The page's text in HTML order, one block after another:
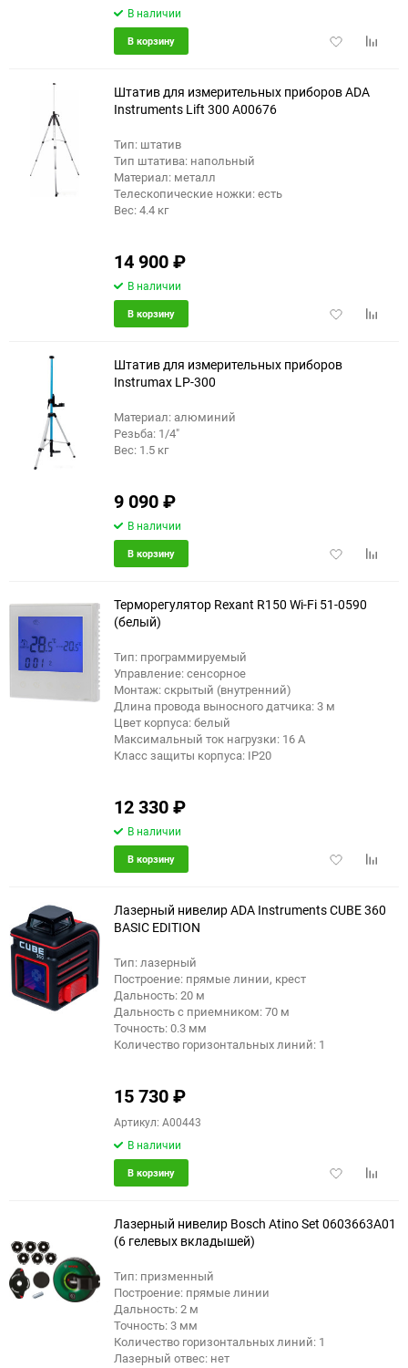
В наличии
Добавить
В корзину
еще 5 фото
Штатив для измерительных приборов ADA
Instruments Lift 300 A00676
Тип: штатив
Тип штатива: напольный
Материал: металл
Телескопические ножки: есть
Вес: 4.4 кг
14 900₽
В наличии
Добавить
В корзину
Штатив для измерительных приборов
Instrumax LP-300
Материал: алюминий
Резьба: 1/4"
Вес: 1.5 кг
9 090₽
В наличии
Добавить
В корзину
Терморегулятор Rexant R150 Wi-Fi 51-0590
(белый)
Тип: программируемый
Управление: сенсорное
Монтаж: скрытый (внутренний)
Длина провода выносного датчика: 3 м
Цвет корпуса: белый
Максимальный ток нагрузки: 16 А
Класс защиты корпуса: IP20
12 330₽
В наличии
Добавить
В корзину
Лазерный нивелир ADA Instruments CUBE 360
BASIC EDITION
Тип: лазерный
Построение: прямые линии, крест
Дальность: 20 м
Дальность с приемником: 70 м
Точность: 0.3 мм
Количество горизонтальных линий: 1
15 730₽
Артикул: A00443
В наличии
Добавить
В корзину
Лазерный нивелир Bosch Atino Set 0603663A01
(6 гелевых вкладышей)
Тип: призменный
Построение: прямые линии
Дальность: 2 м
Точность: 3 мм
Количество горизонтальных линий: 1
Лазерный отвес: нет